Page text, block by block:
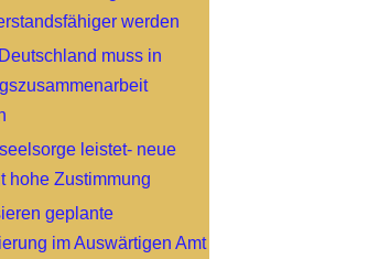
werden
muss in
leistet- neue
hohe Zustimmung
geplante
im Auswärtigen Amt